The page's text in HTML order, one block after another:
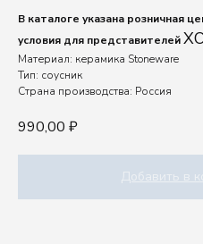
990,00 ₽
Добавить в
В каталоге указана розничная
условия для представителей
Материал: керамика Stoneware
Тип: соусник
Страна производства: Россия